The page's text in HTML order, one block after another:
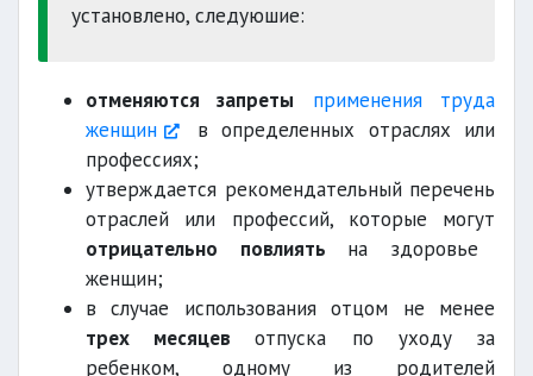
установлено, следуюшие:
отменяются запреты
применения труда
женщин
в определенных отраслях или
профессиях;
утверждается рекомендательный перечень
отраслей или профессий, которые могут
отрицательно повлиять на здоровье
женщин;
в случае использования отцом не менее
трех месяцевотпуска по уходу за
ребенком, одному из родителей